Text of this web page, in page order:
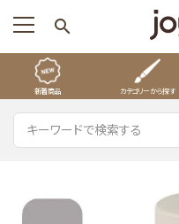
search
新着商品 カテゴリーから探す